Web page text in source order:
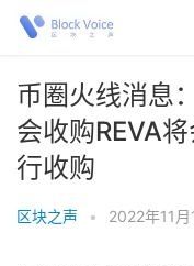
币圈火线消息
会收购REVA
行收购
区块之声 • 2022年11